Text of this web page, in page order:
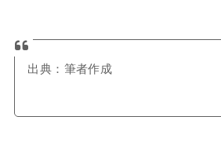
出典：筆者作成